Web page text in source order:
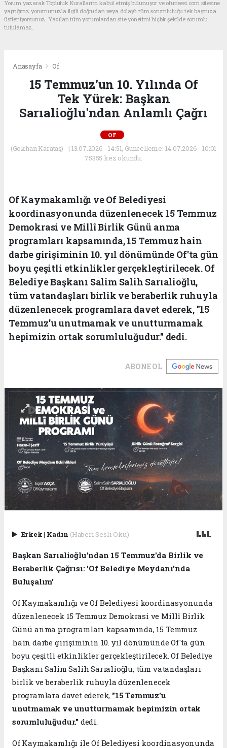
Yorum yazarak Topluluk Kuralları’nı kabul etmiş bulunuyor ve ofunsesi.com sitesine
yaptığınız yorumunuzla ilgili doğrudan veya dolaylı tüm sorumluluğu tek başınıza
üstleniyorsunuz. Yazılan tüm yorumlardan site yönetimi hiçbir şekilde sorumlu
tutulamaz.
Anasayfa Of
15 Temmuz'un 10. Yılında Of
Tek Yürek: Başkan
Sarıalioğlu'ndan Anlamlı Çağrı
OF
(Gökhan Karataş) - | 13.07.2026 - 14:51, Güncelleme: 14.07.2026 - 10:01
75355 kez okundu.
Of Kaymakamlığı ve Of Belediyesi
koordinasyonunda düzenlenecek 15 Temmuz
Demokrasi ve Millî Birlik Günü anma
programları kapsamında, 15 Temmuz hain
darbe girişiminin 10. yıl dönümünde Of'ta gün
boyu çeşitli etkinlikler gerçekleştirilecek. Of
Belediye Başkanı Salim Salih Sarıalioğlu,
tüm vatandaşları birlik ve beraberlik ruhuyla
düzenlenecek programlara davet ederek, "15
Temmuz'u unutmamak ve unutturmamak
hepimizin ortak sorumluluğudur." dedi.
ABONE OL
Erkek| Kadın (Haberi Sesli Oku)
Başkan Sarıalioğlu'ndan 15 Temmuz'da Birlik ve
Beraberlik Çağrısı: 'Of Belediye Meydanı'nda
Buluşalım'
Of Kaymakamlığı ve Of Belediyesi koordinasyonunda
düzenlenecek 15 Temmuz Demokrasi ve Millî Birlik
Günü anma programları kapsamında, 15 Temmuz
hain darbe girişiminin 10. yıl dönümünde Of'ta gün
boyu çeşitli etkinlikler gerçekleştirilecek. Of Belediye
Başkanı Salim Salih Sarıalioğlu, tüm vatandaşları
birlik ve beraberlik ruhuyla düzenlenecek
programlara davet ederek, "15 Temmuz'u
unutmamak ve unutturmamak hepimizin ortak
sorumluluğudur." dedi.
Of Kaymakamlığı ile Of Belediyesi koordinasyonunda